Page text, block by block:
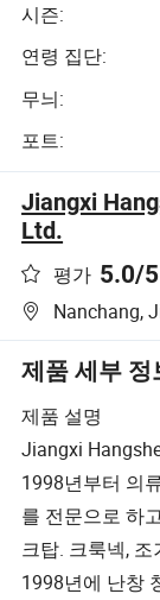
시즌:
연령 집단:
무늬:
포트:
Jiangxi
Ltd.
평가 5.0/5
Nanchang,
제품 세부 정
제품 설명
Jiangxi
1998년부터 의
를 전문으로 하
크탑. 크룩넥, 조
1998년에 난창